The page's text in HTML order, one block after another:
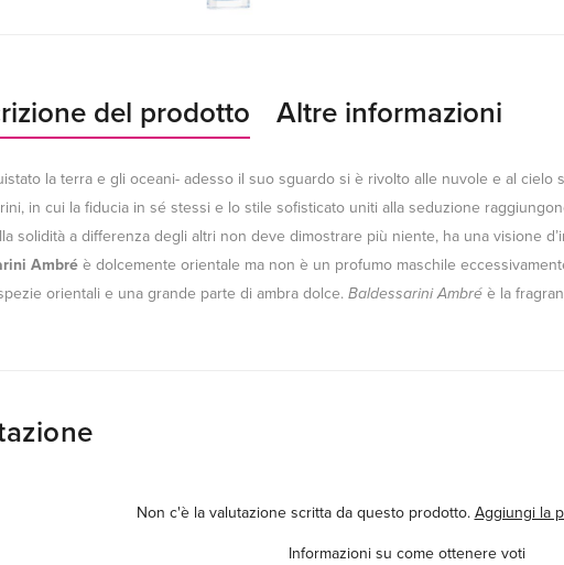
del prodotto Altre informazioni
la terra e gli oceani- adesso il suo sguardo si è rivolto alle nuvole e al cielo
in cui la fiducia in sé stessi e lo stile sofisticato uniti alla seduzione
solidità a differenza degli altri non deve dimostrare più niente, ha una visione
Ambré è dolcemente orientale ma non è un profumo maschile
orientali e una grande parte di ambra dolce. Baldessarini Ambré è la
Non c'è la valutazione scritta da questo prodotto. Aggiungi la
Informazioni su come ottenere voti